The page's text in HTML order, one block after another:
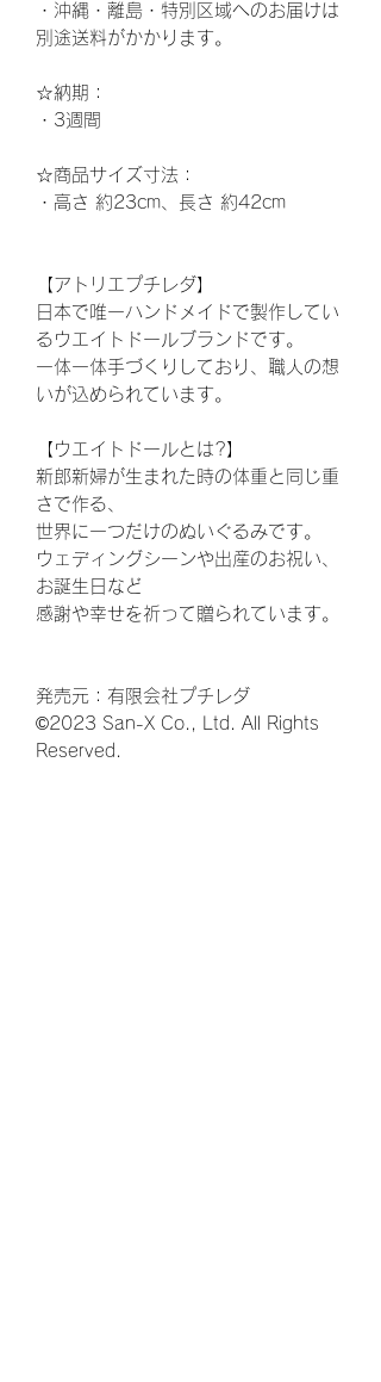
・沖縄・離島・特別区域へのお届けは
別途送料がかかります。
☆納期 ：
・3週間
☆商品サイズ寸法：
・高さ 約23cm、長さ 約42cm
【アトリエプチレダ】
日本で唯一ハンドメイドで製作してい
るウエイトドールブランドです。
一体一体手づくりしており、職人の想
いが込められています。
【ウエイトドールとは?】
新郎新婦が生まれた時の体重と同じ重
さで作る、
世界に一つだけのぬいぐるみです。
ウェディングシーンや出産のお祝い、
お誕生日など
感謝や幸せを祈って贈られています。
発売元：有限会社プチレダ
©2023 San-X Co., Ltd. All Rights
Reserved.